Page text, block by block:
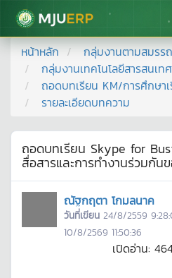
มหาวิทยาลัยแม่โจ้
หน้าหลัก
กลุ่มงานตามสมรร
กลุ่มงานเทคโนโลยีสารสนเทศ
ถอดบทเรียน KM/การศึกษา
รายละเอียดบทความ
ถอดบทเรียน Skype for
สื่อสารและการทำงานร่วมกัน
ณัฐกฤตา โกมลนาค
วันที่เขียน 24/8/2559
10/8/2569 11:50:36
เปิดอ่าน: